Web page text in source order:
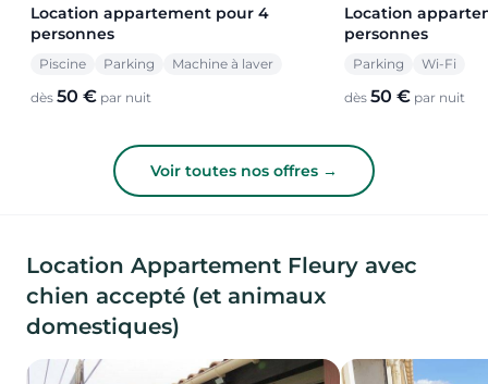
Location appartement pour 4
personnes
Piscine Parking Machine à laver
dès 50 € par nuit
Location
personnes
Parking Wi-Fi
dès 50 € par nuit
Voir toutes nos offres →
Location Appartement Fleury avec
chien accepté (et animaux
domestiques)